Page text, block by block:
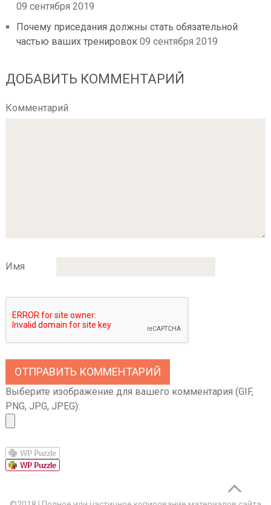
09 сентября 2019
Почему приседания должны стать обязательной
частью ваших тренировок 09 сентября 2019
ДОБАВИТЬ КОММЕНТАРИЙ
Комментарий
Имя
Выберите изображение для вашего комментария (GIF,
PNG, JPG, JPEG):